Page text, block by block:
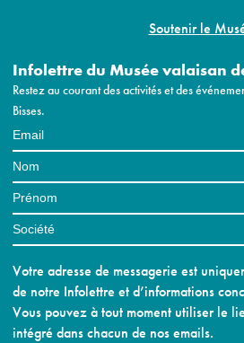
Soutenir le
Infolettre du Musée valaisan
Restez au courant des activités et des
Bisses.
Votre adresse de messagerie est
de notre Infolettre et d’informations
Vous pouvez à tout moment utiliser le
intégré dans chacun de nos emails.